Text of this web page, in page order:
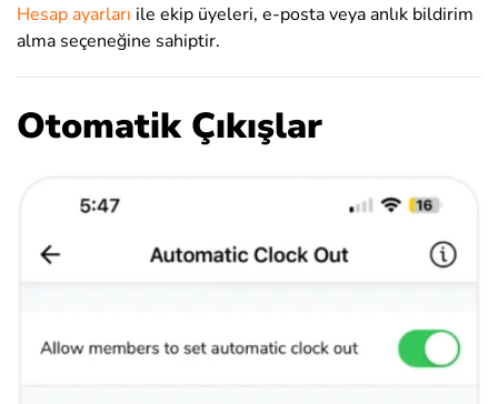
Hesap ayarları ile ekip üyeleri, e-posta veya anlık bildirim
alma seçeneğine sahiptir.
Otomatik Çıkışlar